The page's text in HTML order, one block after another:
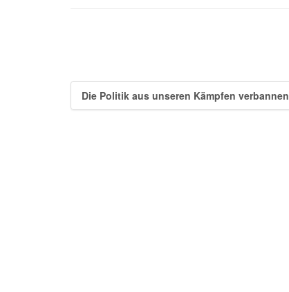
Die Politik aus unseren Kämpfen verbannen